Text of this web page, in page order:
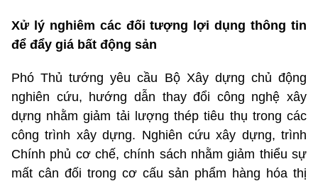
Xử lý nghiêm các đối tượng lợi dụng thông tin
để đẩy giá bất động sản
Phó Thủ tướng yêu cầu Bộ Xây dựng chủ động
nghiên cứu, hướng dẫn thay đổi công nghệ xây
dựng nhằm giảm tải lượng thép tiêu thụ trong các
công trình xây dựng. Nghiên cứu xây dựng, trình
Chính phủ cơ chế, chính sách nhằm giảm thiểu sự
mất cân đối trong cơ cấu sản phẩm hàng hóa thị